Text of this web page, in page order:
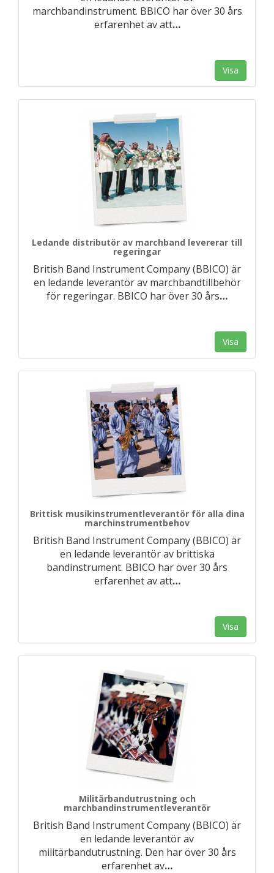
marchbandinstrument. BBICO har över 30 års
erfarenhet av att…
Visa
Ledande distributör av marchband levererar till
regeringar
British Band Instrument Company (BBICO) är
en ledande leverantör av marchbandtillbehör
för regeringar. BBICO har över 30 års…
Visa
Brittisk musikinstrumentleverantör för alla dina
marchinstrumentbehov
British Band Instrument Company (BBICO) är
en ledande leverantör av brittiska
bandinstrument. BBICO har över 30 års
erfarenhet av att…
Visa
Militärbandutrustning och
marchbandinstrumentleverantör
British Band Instrument Company (BBICO) är
en ledande leverantör av
militärbandutrustning. Den har över 30 års
erfarenhet av…